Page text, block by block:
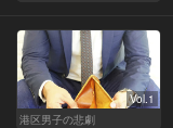
Vol.1
港区男子の悲劇